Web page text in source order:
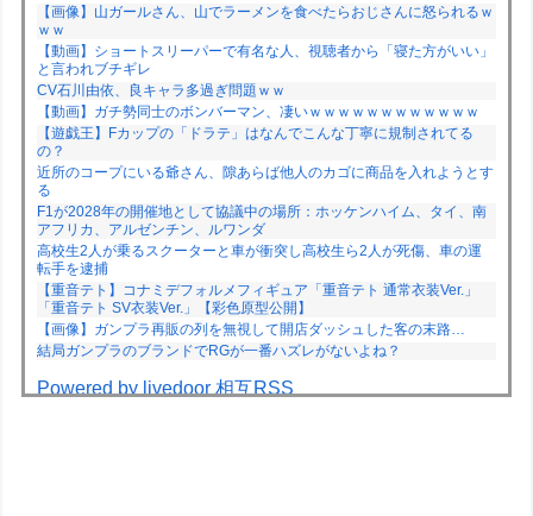
【画像】山ガールさん、山でラーメンを食べたらおじさんに怒られるｗ
ｗｗ
【動画】ショートスリーパーで有名な人、視聴者から「寝た方がいい」
と言われブチギレ
CV石川由依、良キャラ多過ぎ問題ｗｗ
【動画】ガチ勢同士のボンバーマン、凄いｗｗｗｗｗｗｗｗｗｗｗｗ
【遊戯王】Fカップの「ドラテ」はなんでこんな丁寧に規制されてる
の？
近所のコープにいる爺さん、隙あらば他人のカゴに商品を入れようとす
る
F1が2028年の開催地として協議中の場所：ホッケンハイム、タイ、南
アフリカ、アルゼンチン、ルワンダ
高校生2人が乗るスクーターと車が衝突し高校生ら2人が死傷、車の運
転手を逮捕
【重音テト】コナミデフォルメフィギュア「重音テト 通常衣装Ver.」
「重音テト SV衣装Ver.」【彩色原型公開】
【画像】ガンプラ再販の列を無視して開店ダッシュした客の末路…
結局ガンプラのブランドでRGが一番ハズレがないよね？
Powered by livedoor 相互RSS